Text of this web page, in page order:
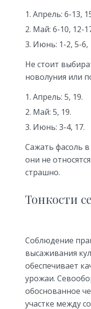
Апрель: 6-13,
Май: 6-10, 12-
Июнь: 1-2, 5-6,
Не стоит
новолуния или
Апрель: 5, 19.
Май: 5, 19.
Июнь: 3-4, 17.
Сажать фасоль
они не
страшно.
Тонкости
Соблюдение
высаживания
обеспечивает
урожаи.
обоснованное
участке между